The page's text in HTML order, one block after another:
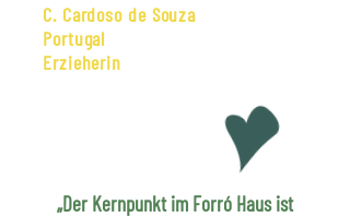
C. Cardoso de Souza
Portugal
Erzieherin
„Der Kernpunkt im Forró Haus ist